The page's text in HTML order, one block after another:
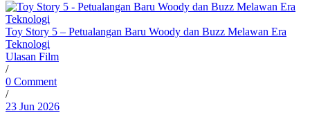
Toy Story 5 – Petualangan Baru Woody dan Buzz Melawan Era
Teknologi
Ulasan Film
/
0 Comment
/
23 Jun 2026